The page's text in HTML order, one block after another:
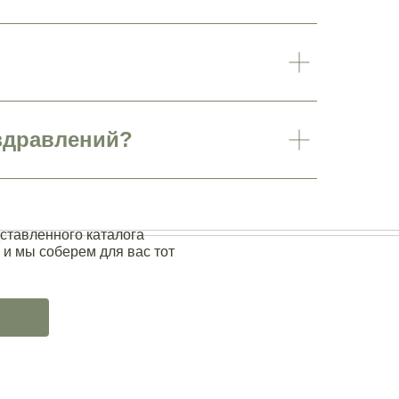
каталога
и мы соберем для вас тот